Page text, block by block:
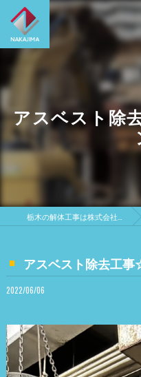
アスベスト除
アスベスト除去工
2022/06/06